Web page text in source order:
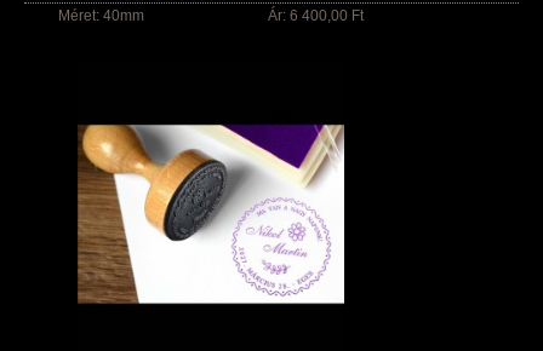
Méret: 40mm Ár: 6 400,00 Ft